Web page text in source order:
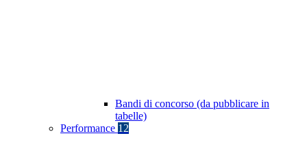
Bandi di concorso (da pubblicare in
tabelle)
Performance 12